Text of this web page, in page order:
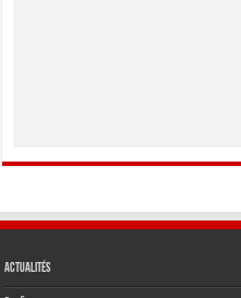
Actualités